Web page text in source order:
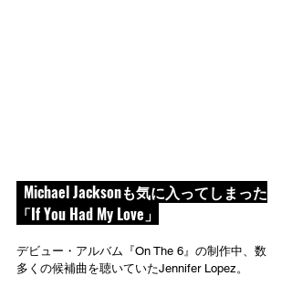
「If You Had My Love」
デビュー・アルバム『On The 6』の制作中、数
多くの候補曲を聴いていたJennifer Lopez。